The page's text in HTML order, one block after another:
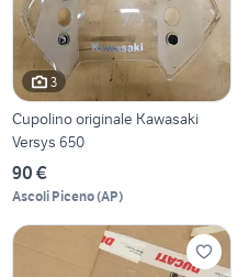
3
Cupolino originale Kawasaki
Versys 650
90 €
Ascoli Piceno(AP)